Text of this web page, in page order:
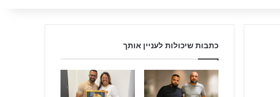
כתבות שיכולות לעניין אותך